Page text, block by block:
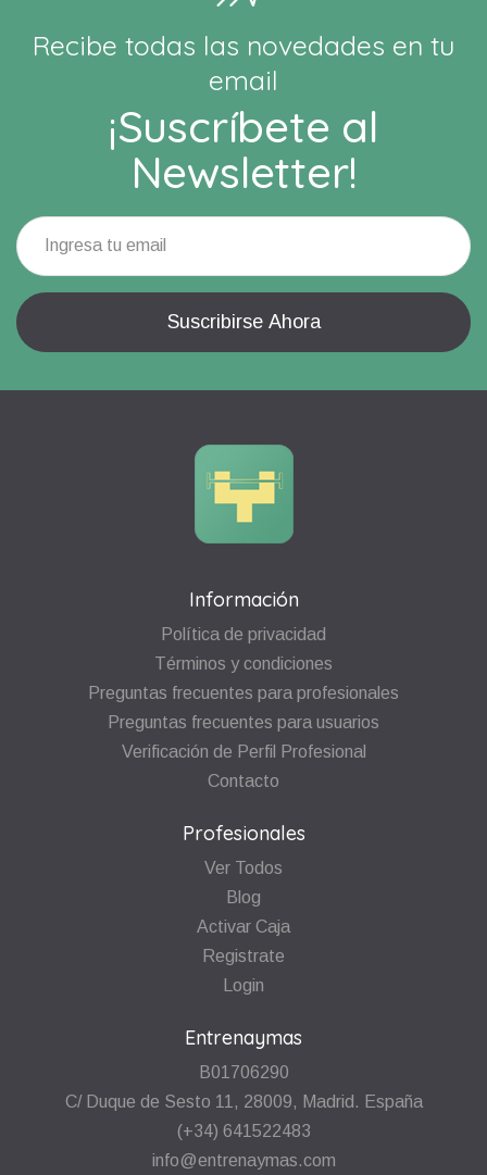
Recibe todas las novedades en tu
email
¡Suscríbete al
Newsletter!
Información
Política de privacidad
Términos y condiciones
Preguntas frecuentes para profesionales
Preguntas frecuentes para usuarios
Verificación de Perfil Profesional
Contacto
Profesionales
Ver Todos
Blog
Activar Caja
Registrate
Login
Entrenaymas
B01706290
C/ Duque de Sesto 11, 28009, Madrid. España
(+34) 641522483
info@entrenaymas.com